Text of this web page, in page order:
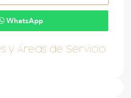
WhatsApp
y Áreas de Servicio